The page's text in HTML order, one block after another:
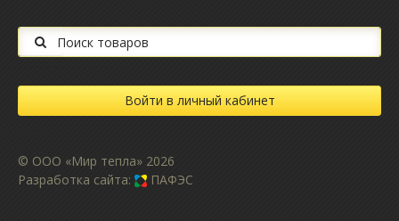
Войти в личный кабинет
© ООО «Мир тепла» 2026
Разработка сайта:
ПАФЭС